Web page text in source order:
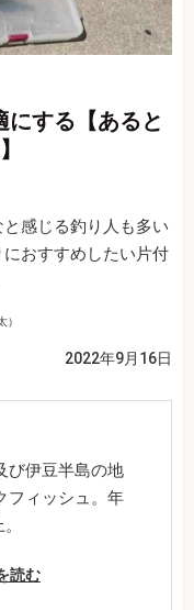
する【あると
感じる釣り人も多い
おすすめしたい片付
）
2022年9月16日
び伊豆半島の地
フィッシュ。年
読む